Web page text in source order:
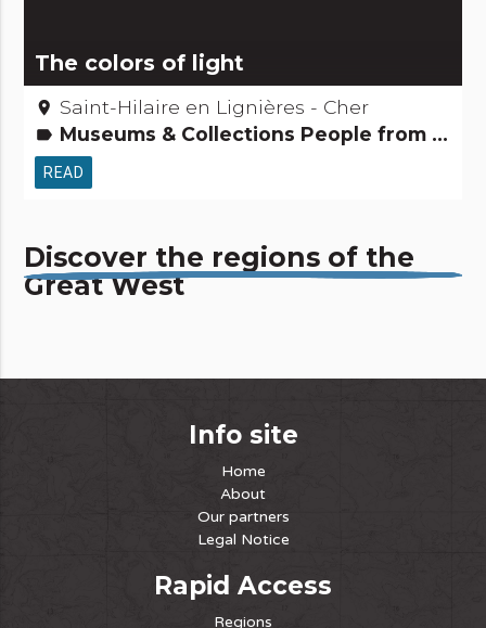
The colors of light
place Saint-Hilaire en Lignières - Cher
label Museums & Collections People from here
READ
Discover the regions of the
Great West
Info site
Home
About
Our partners
Legal Notice
Rapid Access
Regions